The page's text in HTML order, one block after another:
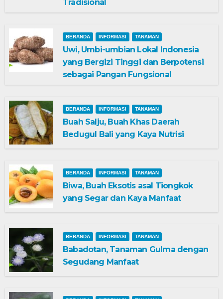
Tradisional
BERANDA INFORMASI TANAMAN
Uwi, Umbi-umbian Lokal Indonesia
yang Bergizi Tinggi dan Berpotensi
sebagai Pangan Fungsional
BERANDA INFORMASI TANAMAN
Buah Salju, Buah Khas Daerah
Bedugul Bali yang Kaya Nutrisi
BERANDA INFORMASI TANAMAN
Biwa, Buah Eksotis asal Tiongkok
yang Segar dan Kaya Manfaat
BERANDA INFORMASI TANAMAN
Babadotan, Tanaman Gulma dengan
Segudang Manfaat